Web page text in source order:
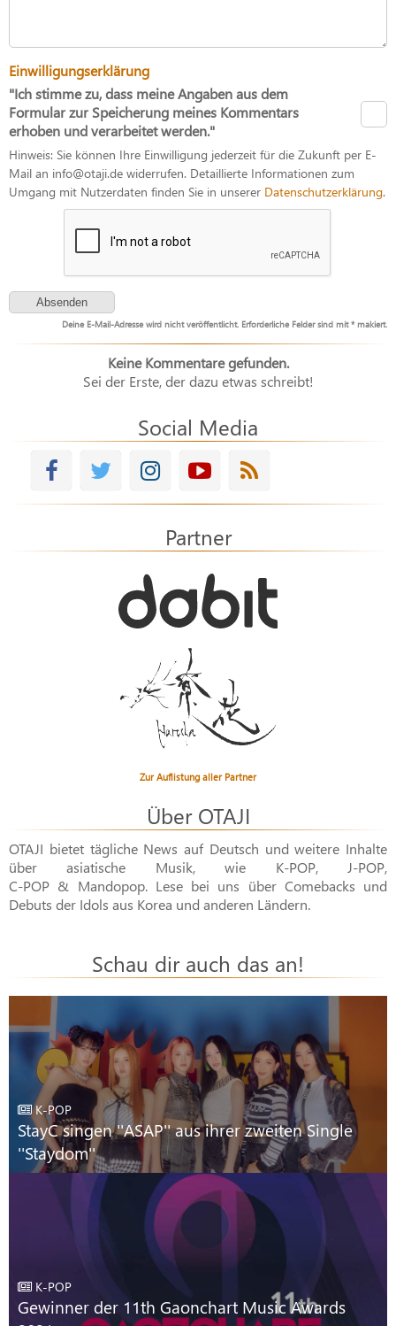
Einwilligungserklärung
"Ich stimme zu, dass meine Angaben aus dem
Formular zur Speicherung meines Kommentars
erhoben und verarbeitet werden."
Hinweis: Sie können Ihre Einwilligung jederzeit für die Zukunft per E-
Mail an info@otaji.de widerrufen. Detaillierte Informationen zum
Umgang mit Nutzerdaten finden Sie in unserer Datenschutzerklärung.
Deine E-Mail-Adresse wird nicht veröffentlicht. Erforderliche Felder sind mit * makiert.
Keine Kommentare gefunden.
Sei der Erste, der dazu etwas schreibt!
Social Media
Partner
Zur Auflistung aller Partner
Über OTAJI
OTAJI bietet tägliche News auf Deutsch und weitere Inhalte
über asiatische Musik, wie K-POP,J-POP,
C-POP & Mandopop. Lese bei uns über Comebacks und
Debuts der Idols aus Korea und anderen Ländern.
Schau dir auch das an!
K-POP
StayC singen ''ASAP'' aus ihrer zweiten Single
''Staydom''
K-POP
Gewinner der 11th Gaonchart Music Awards